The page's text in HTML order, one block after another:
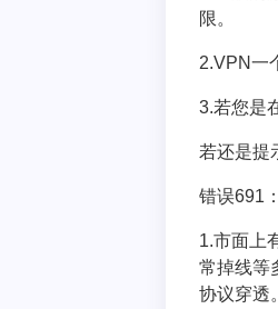
限。
2.VPN一
3.若您是
若还是提
错误691
1.市面上
常掉线等
协议穿透。